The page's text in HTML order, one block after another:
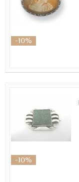
-10%
-10%